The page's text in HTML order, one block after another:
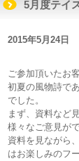
5月度テイ
2015年5月24日
ご参加頂いたお
初夏の風物詩で
でした。
まず、資料など
様々なご意見が
資料を見ながら
はお楽しみのフ